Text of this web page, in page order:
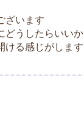
ざいます
どうしたらいい
ける感じがします